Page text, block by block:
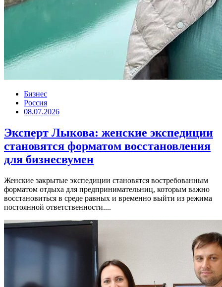
Бизнес
Россия
08.07.2026
Эксперт Лыкова: женские экспедиции
становятся форматом восстановления
для бизнесвумен
Женские закрытые экспедиции становятся востребованным
форматом отдыха для предпринимательниц, которым важно
восстановиться в среде равных и временно выйти из режима
постоянной ответственности....